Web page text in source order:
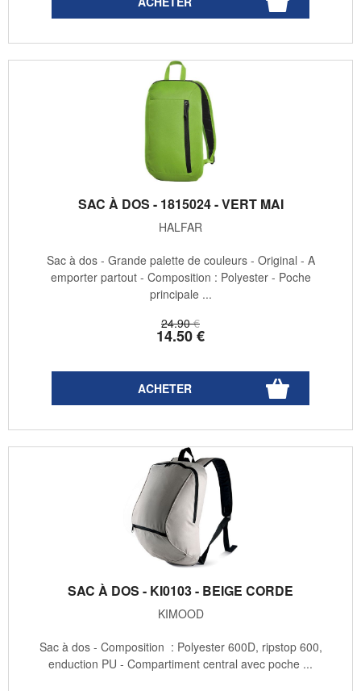
SAC À DOS - 1815024 - VERT MAI
HALFAR
24.90 €
14.50€
Sac à dos - Grande palette de couleurs - Original - A
emporter partout - Composition : Polyester - Poche
principale ...
SAC À DOS - KI0103 - BEIGE CORDE
KIMOOD
Sac à dos - Composition : Polyester 600D, ripstop 600,
enduction PU - Compartiment central avec poche ...